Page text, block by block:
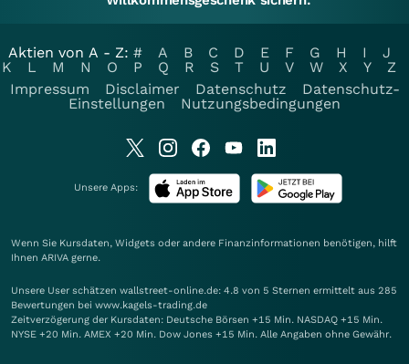
Aktien von A - Z: # A B C D E F G H I
J
K
L M N O P Q R S T U V W X Y
Z
Impressum
Disclaimer Datenschutz
Datenschutz-
Einstellungen
Nutzungsbedingungen
Unsere Apps:
Wenn Sie Kursdaten, Widgets oder andere Finanzinformationen benötigen, hilft
Ihnen ARIVA gerne.
Unsere User schätzen wallstreet-online.de: 4.8 von 5 Sternen ermittelt aus 285
Bewertungen bei www.kagels-trading.de
Zeitverzögerung der Kursdaten: Deutsche Börsen +15 Min. NASDAQ +15 Min.
NYSE +20 Min. AMEX +20 Min. Dow Jones +15 Min. Alle Angaben ohne Gewähr.